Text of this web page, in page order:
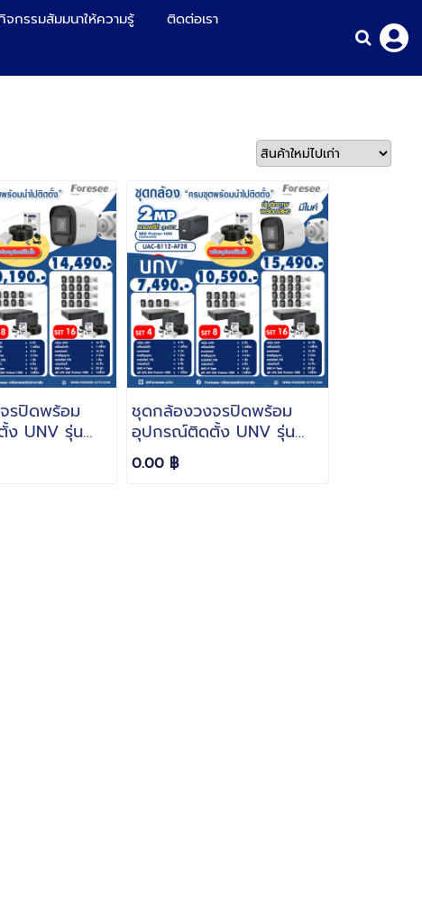
จกรรมสัมมนาให้ความรู้
ติดต่อเรา
รปิดพร้อม
UNV รุ่น
ภาพ IR
วามละเอียด
ชุดกล้องวงจรปิดพร้อม
อุปกรณ์ติดตั้ง UNV รุ่น
UAC-B112-AF28 ภาพ IR
ตอนกลางคืน ความละเอียด
0.00 ฿